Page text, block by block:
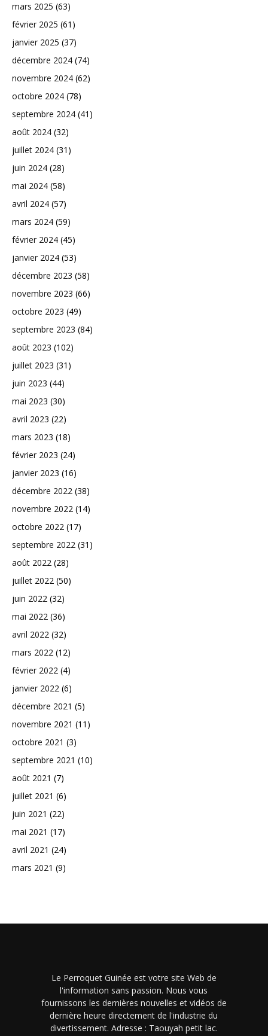
mars 2025 (63)
février 2025 (61)
janvier 2025 (37)
décembre 2024 (74)
novembre 2024 (62)
octobre 2024 (78)
septembre 2024 (41)
août 2024 (32)
juillet 2024 (31)
juin 2024 (28)
mai 2024 (58)
avril 2024 (57)
mars 2024 (59)
février 2024 (45)
janvier 2024 (53)
décembre 2023 (58)
novembre 2023 (66)
octobre 2023 (49)
septembre 2023 (84)
août 2023 (102)
juillet 2023 (31)
juin 2023 (44)
mai 2023 (30)
avril 2023 (22)
mars 2023 (18)
février 2023 (24)
janvier 2023 (16)
décembre 2022 (38)
novembre 2022 (14)
octobre 2022 (17)
septembre 2022 (31)
août 2022 (28)
juillet 2022 (50)
juin 2022 (32)
mai 2022 (36)
avril 2022 (32)
mars 2022 (12)
février 2022 (4)
janvier 2022 (6)
décembre 2021 (5)
novembre 2021 (11)
octobre 2021 (3)
septembre 2021 (10)
août 2021 (7)
juillet 2021 (6)
juin 2021 (22)
mai 2021 (17)
avril 2021 (24)
mars 2021 (9)
Le Perroquet Guinée est votre site Web de
l'information sans passion. Nous vous
fournissons les dernières nouvelles et vidéos de
dernière heure directement de l'industrie du
divertissement. Adresse : Taouyah petit lac.